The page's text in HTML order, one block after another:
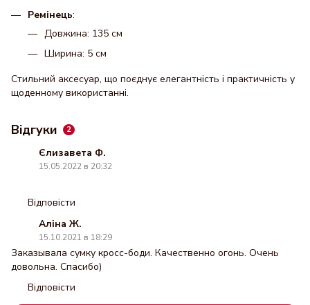
Ремінець:
Довжина: 135 см
Ширина: 5 см
Стильний аксесуар, що поєднує елегантність і практичність у
щоденному використанні.
Відгуки 2
Єлизавета Ф.
15.05.2022 в 20:32
Відповісти
Аліна Ж.
15.10.2021 в 18:29
Заказывала сумку кросс-боди. Качественно огонь. Очень
довольна. Спасибо)
Відповісти